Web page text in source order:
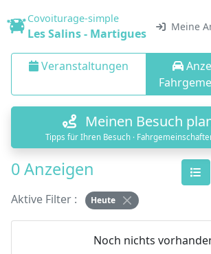
Covoiturage-simple
Les Salins - Martigues Meine
Veranstaltungen
Meinen Besuch
Tipps für Ihren Besuch ·
0 Anzeigen
Aktive Filter : Heute
Noch nichts